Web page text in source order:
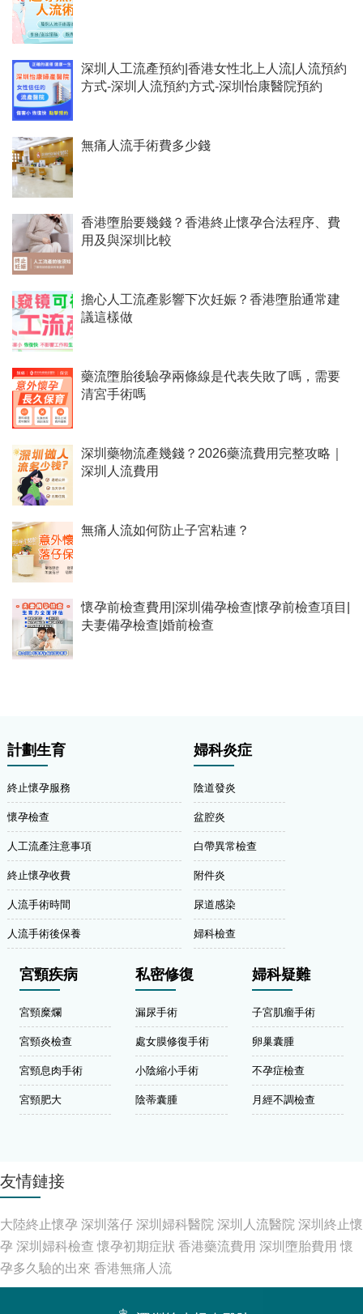
深圳人工流產預約|香港女性北上人流|人流預約
方式-深圳人流預約方式-深圳怡康醫院預約
無痛人流手術費多少錢
香港墮胎要幾錢？香港終止懷孕合法程序、費
用及與深圳比較
擔心人工流產影響下次妊娠？香港墮胎通常建
議這樣做
藥流墮胎後驗孕兩條線是代表失敗了嗎，需要
清宮手術嗎
深圳藥物流產幾錢？2026藥流費用完整攻略｜
深圳人流費用
無痛人流如何防止子宮粘連？
懷孕前檢查費用|深圳備孕檢查|懷孕前檢查項目|
夫妻備孕檢查|婚前檢查
計劃生育
終止懷孕服務
懷孕檢查
人工流產注意事項
終止懷孕收費
人流手術時間
人流手術後保養
婦科炎症
陰道發炎
盆腔炎
白帶異常檢查
附件炎
尿道感染
婦科檢查
宮頸疾病
宮頸糜爛
宮頸炎檢查
宮頸息肉手術
宮頸肥大
私密修復
漏尿手術
處女膜修復手術
小陰縮小手術
陰蒂囊腫
婦科疑難
子宮肌瘤手術
卵巢囊腫
不孕症檢查
月經不調檢查
友情鏈接
大陸終止懷孕 深圳落仔深圳婦科醫院深圳人流醫院深圳終止懷
孕 深圳婦科檢查 懷孕初期症狀 香港藥流費用 深圳墮胎費用 懷
孕多久驗的出來 香港無痛人流